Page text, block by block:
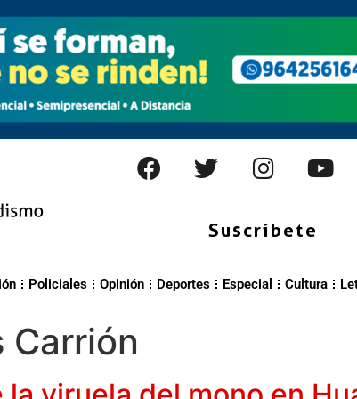
Suscríbete
Policiales Opinión Deportes Especial Cultura
Carrión